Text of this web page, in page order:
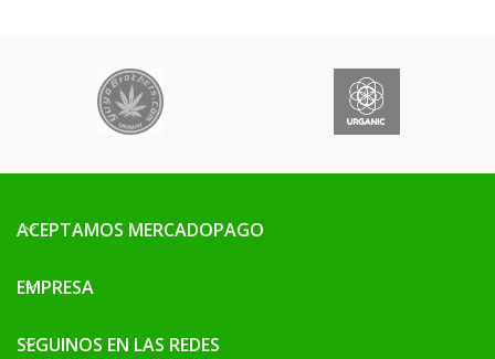
ACEPTAMOS MERCADOPAGO
EMPRESA
SEGUINOS EN LAS REDES